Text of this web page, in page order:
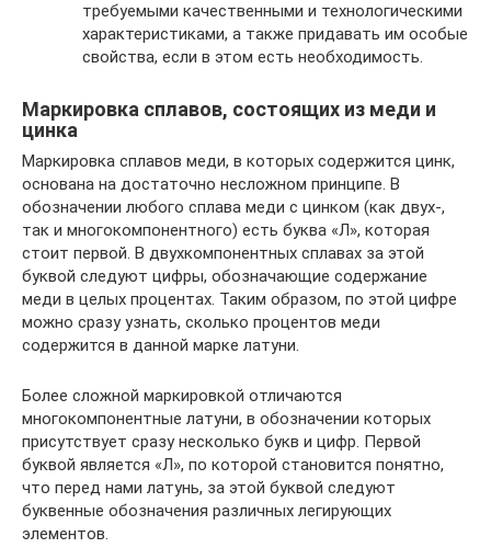
требуемыми качественными и технологическими
характеристиками, а также придавать им особые
свойства, если в этом есть необходимость.
Маркировка сплавов, состоящих из меди и
цинка
Маркировка сплавов меди, в которых содержится цинк,
основана на достаточно несложном принципе. В
обозначении любого сплава меди с цинком (как двух-,
так и многокомпонентного) есть буква «Л», которая
стоит первой. В двухкомпонентных сплавах за этой
буквой следуют цифры, обозначающие содержание
меди в целых процентах. Таким образом, по этой цифре
можно сразу узнать, сколько процентов меди
содержится в данной марке латуни.
Более сложной маркировкой отличаются
многокомпонентные латуни, в обозначении которых
присутствует сразу несколько букв и цифр. Первой
буквой является «Л», по которой становится понятно,
что перед нами латунь, за этой буквой следуют
буквенные обозначения различных легирующих
элементов.